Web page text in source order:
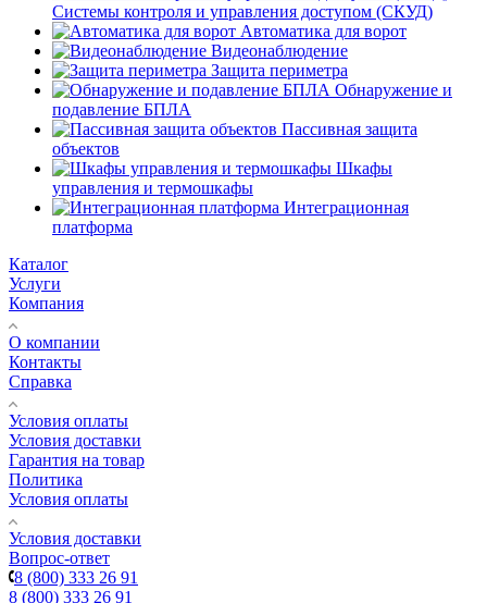
Системы контроля и управления доступом (СКУД)
Автоматика для ворот
Видеонаблюдение
Защита периметра
Обнаружение и
подавление БПЛА
Пассивная защита
объектов
Шкафы
управления и термошкафы
Интеграционная
платформа
Каталог
Услуги
Компания
О компании
Контакты
Справка
Условия оплаты
Условия доставки
Гарантия на товар
Политика
Условия оплаты
Условия доставки
Вопрос-ответ
8 (800) 333 26 91
8 (800) 333 26 91